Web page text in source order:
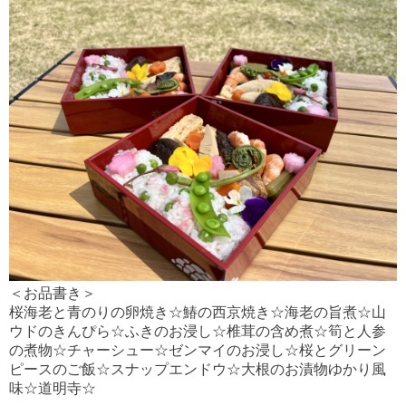
＜お品書き＞
桜海老と青のりの卵焼き ☆鰆の西京焼き☆海老の旨煮☆山
ウドのきんぴら☆ふきのお浸し☆椎茸の含め煮☆筍と人参
の煮物☆チャーシュー☆ゼンマイのお浸し☆桜とグリーン
ピースのご飯☆スナップエンドウ☆大根のお漬物ゆかり風
味☆道明寺☆